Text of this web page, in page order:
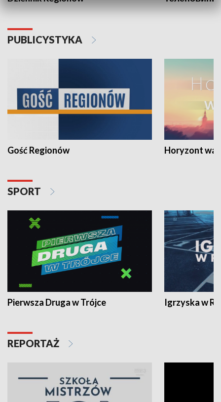
PUBLICYSTYKA
Gość Regionów Horyzont
SPORT
Pierwsza Druga w Trójce Igrzyska w
REPORTAŻ